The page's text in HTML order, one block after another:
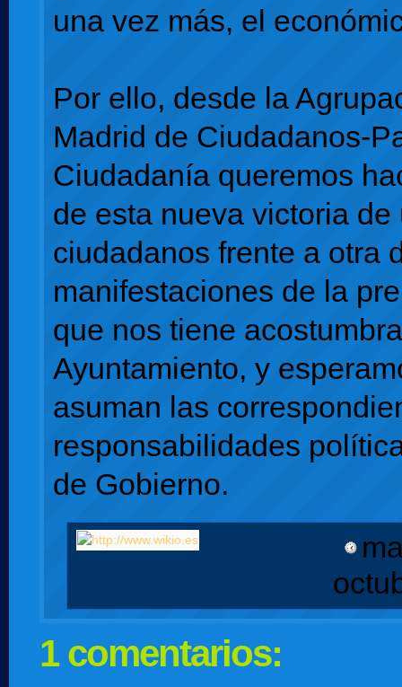
una vez más, el
Por ello, desde la
Madrid de Ciudadanos-
Ciudadanía queremos
de esta nueva victoria de
ciudadanos frente a otra
manifestaciones de la
que nos tiene
Ayuntamiento, y
asuman las
responsabilidades
de Gobierno.
1 comentarios: